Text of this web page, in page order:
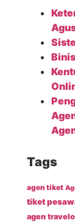
Tags
agen tiket
tiket
agen